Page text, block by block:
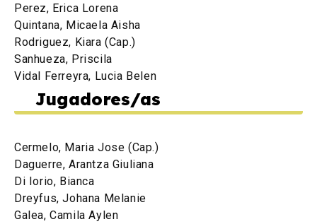
Perez, Erica Lorena
Quintana, Micaela Aisha
Rodriguez, Kiara (Cap.)
Sanhueza, Priscila
Vidal Ferreyra, Lucia Belen
Jugadores/as
Cermelo, Maria Jose (Cap.)
Daguerre, Arantza Giuliana
Di Iorio, Bianca
Dreyfus, Johana Melanie
Galea, Camila Aylen